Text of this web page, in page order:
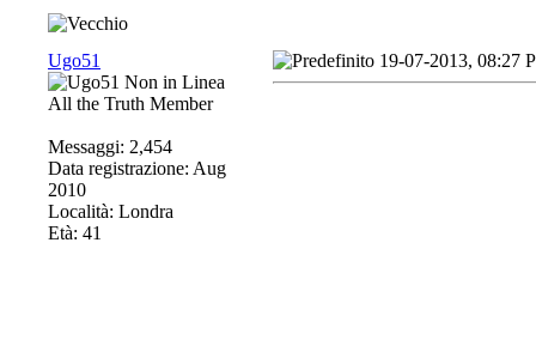
Ugo51
All the Truth Member
Messaggi: 2,454
Data registrazione: Aug
2010
Località: Londra
Età: 41
19-07-2013, 08:27